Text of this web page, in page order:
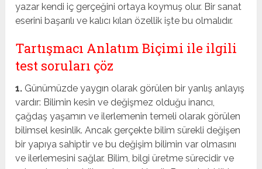
yazar kendi iç gerçeğini ortaya koymuş olur. Bir sanat
eserini başarılı ve kalıcı kılan özellik işte bu olmalıdır.
Tartışmacı Anlatım Biçimi ile ilgili
test soruları çöz
1. Günümüzde yaygın olarak görülen bir yanlış anlayış
vardır: Bilimin kesin ve değişmez olduğu inancı,
çağdaş yaşamın ve ilerlemenin temeli olarak görülen
bilimsel kesinlik. Ancak gerçekte bilim sürekli değişen
bir yapıya sahiptir ve bu değişim bilimin var olmasını
ve ilerlemesini sağlar. Bilim, bilgi üretme sürecidir ve